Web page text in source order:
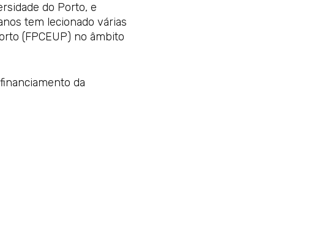
do Porto, e
tem lecionado várias
(FPCEUP) no âmbito
da